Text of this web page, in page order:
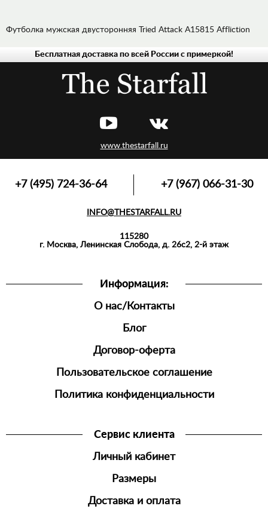
Футболка мужская двусторонняя Tried Attack A15815 Affliction
ДЖИНСЫ
ФУТБОЛКИ,
МАЙКИ,
СПОРТИВНАЯ
ОДЕЖДА
Бесплатная доставка по всей России с примеркой!
www.thestarfall.ru
Информация:
О нас/Контакты
Блог
Договор-оферта
Пользовательское соглашение
Политика конфиденциальности
Сервис клиента
Личный кабинет
Размеры
Доставка и оплата
+7 (495) 724-36-64 +7 (967) 066-31-30
INFO@THESTARFALL.RU
115280
г. Москва, Ленинская Слобода, д. 26с2, 2-й этаж